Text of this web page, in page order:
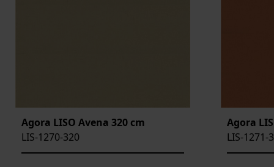
Agora LISO Avena 320 cm
LIS-1270-320
Agora
LIS-1271-